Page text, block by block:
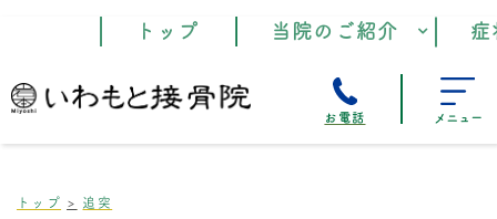
トップ 当院のご紹介
お電話 メニュー
トップ 追突